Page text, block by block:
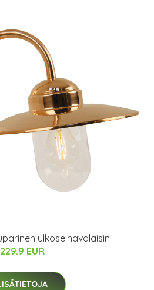
ulkoseinävalaisin
229.9 EUR